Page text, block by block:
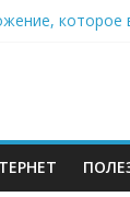
которое